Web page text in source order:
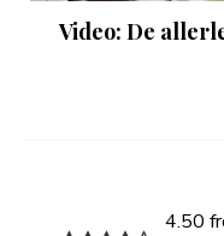
Video: De
4.50